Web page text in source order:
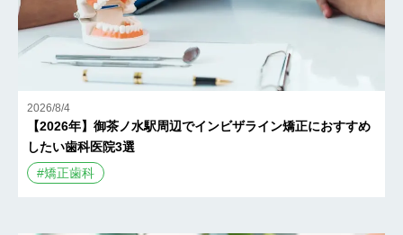
2026/8/4
【2026年】御茶ノ水駅周辺でインビザライン矯正におすすめ
したい歯科医院3選
#矯正歯科